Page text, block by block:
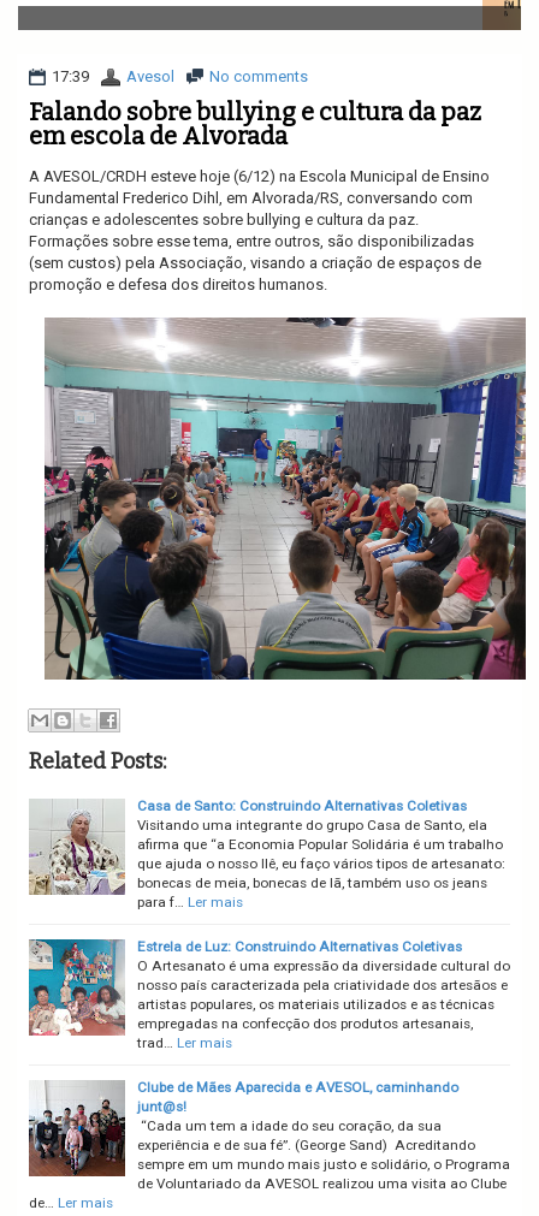
v
i
a
i
o
17:39 Avesol No comments
Falando sobre bullying e cultura da paz
em escola de Alvorada
A AVESOL/CRDH esteve hoje (6/12) na Escola Municipal de Ensino
Fundamental Frederico Dihl, em Alvorada/RS, conversando com
crianças e adolescentes sobre bullying e cultura da paz.
Formações sobre esse tema, entre outros, são disponibilizadas
(sem custos) pela Associação, visando a criação de espaços de
promoção e defesa dos direitos humanos.
Related Posts:
Casa de Santo: Construindo Alternativas Coletivas
Visitando uma integrante do grupo Casa de Santo, ela
afirma que “a Economia Popular Solidária é um trabalho
que ajuda o nosso Ilê, eu faço vários tipos de artesanato:
bonecas de meia, bonecas de lã, também uso os jeans
para f… Ler mais
Estrela de Luz: Construindo Alternativas Coletivas
O Artesanato é uma expressão da diversidade cultural do
nosso país caracterizada pela criatividade dos artesãos e
artistas populares, os materiais utilizados e as técnicas
empregadas na confecção dos produtos artesanais,
trad… Ler mais
Clube de Mães Aparecida e AVESOL, caminhando
junt@s!
“Cada um tem a idade do seu coração, da sua
experiência e de sua fé”. (George Sand) Acreditando
sempre em um mundo mais justo e solidário, o Programa
de Voluntariado da AVESOL realizou uma visita ao Clube
de… Ler mais